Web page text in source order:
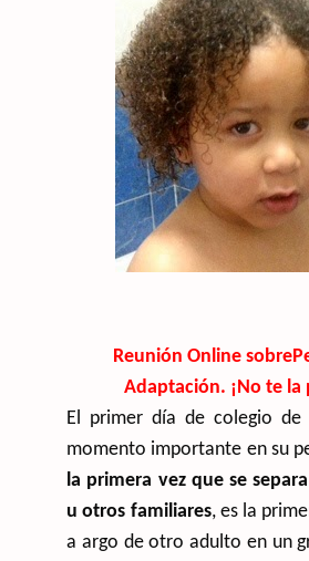
Reunión Online
Adaptación. ¡No te la
El primer día de colegio
momento importante en su
la primera vez que se
u otros familiares, es la
a argo de otro adulto en un